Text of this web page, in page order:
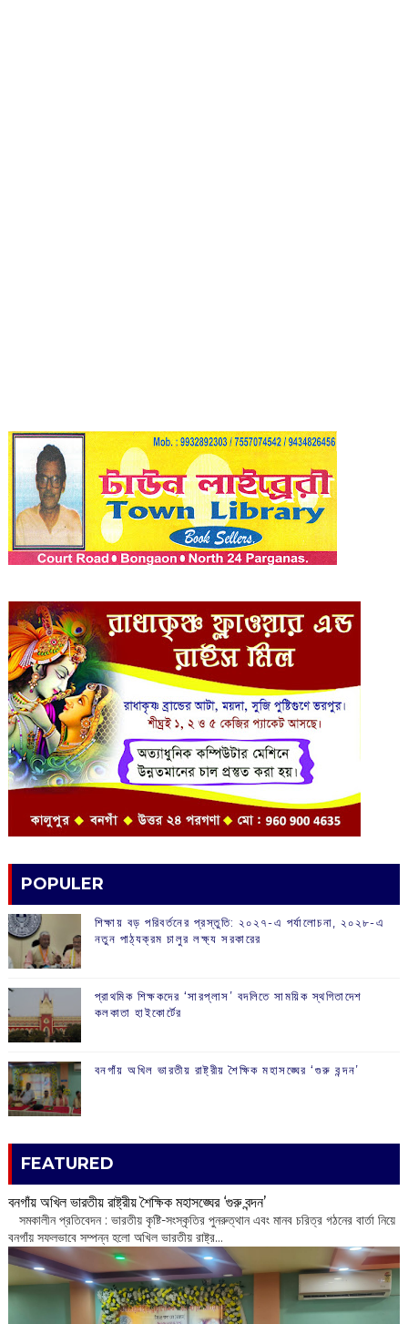
POPULER
শিক্ষায় বড় পরিবর্তনের প্রস্তুতি: ২০২৭-এ পর্যালোচনা, ২০২৮-এ
নতুন পাঠ্যক্রম চালুর লক্ষ্য সরকারের
প্রাথমিক শিক্ষকদের ‘সারপ্লাস’ বদলিতে সাময়িক স্থগিতাদেশ
কলকাতা হাইকোর্টের
বনগাঁয় অখিল ভারতীয় রাষ্ট্রীয় শৈক্ষিক মহাসঙ্ঘের ‘গুরু বন্দন’
FEATURED
বনগাঁয় অখিল ভারতীয় রাষ্ট্রীয় শৈক্ষিক মহাসঙ্ঘের ‘গুরু বন্দন’
​ সমকালীন প্রতিবেদন : ভারতীয় কৃষ্টি-সংস্কৃতির পুনরুত্থান এবং মানব চরিত্র গঠনের বার্তা নিয়ে
বনগাঁয় সফলভাবে সম্পন্ন হলো অখিল ভারতীয় রাষ্ট্র...